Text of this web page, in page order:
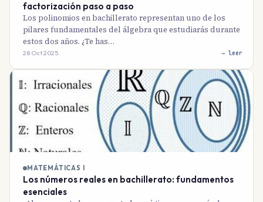
factorización paso a paso
Los polinomios en bachillerato representan uno de los
pilares fundamentales del álgebra que estudiarás durante
estos dos años. ¿Te has…
28 Oct 2025 → leer
MATEMÁTICAS I
Los números reales en bachillerato: fundamentos
esenciales